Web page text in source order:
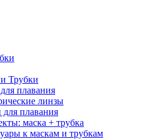
Трубки
плавания
линзы
для плавания
маска + трубка
к маскам и трубкам